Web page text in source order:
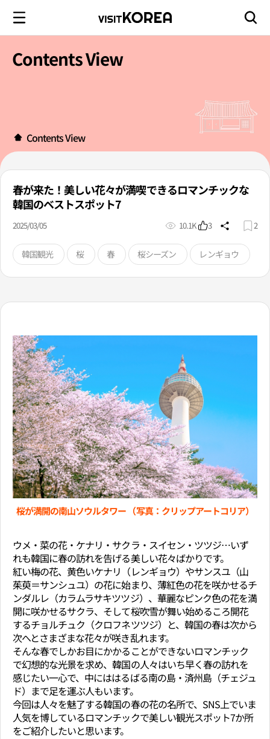
Contents View
Contents View
春が来た！美しい花々が満喫できるロマンチックな
韓国のベストスポット7
2025/03/05 10.1K 3 2
韓国観光 桜 春 桜シーズン レンギョウ
ウメ・菜の花・ケナリ・サクラ・スイセン・ツツジ…いず
れも韓国に春の訪れを告げる美しい花々ばかりです。
紅い梅の花、黄色いケナリ（レンギョウ）やサンスユ（山
茱萸＝サンシュユ）の花に始まり、薄紅色の花を咲かせるチ
ンダルレ（カラムラサキツツジ）、華麗なピンク色の花を満
開に咲かせるサクラ、そして桜吹雪が舞い始めるころ開花
するチョルチュク（クロフネツツジ）と、韓国の春は次から
次へとさまざまな花々が咲き乱れます。
そんな春でしかお目にかかることができないロマンチック
で幻想的な光景を求め、韓国の人々はいち早く春の訪れを
感じたい一心で、中にははるばる南の島・済州島（チェジュ
ド）まで足を運ぶ人もいます。
今回は人々を魅了する韓国の春の花の名所で、SNS上でいま
人気を博しているロマンチックで美しい観光スポット7か所
をご紹介したいと思います。